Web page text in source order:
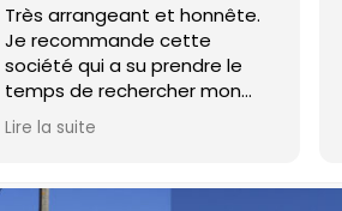
Très arrangeant et honnête.
Je recommande cette
société qui a su prendre le
temps de rechercher mon
souci d'évacuation.
Lire la suite